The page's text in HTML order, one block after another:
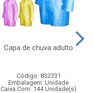
Capa de chuva adulto
Código: 832331
Embalagem: Unidade
Caixa Com: 144 Unidade(s)